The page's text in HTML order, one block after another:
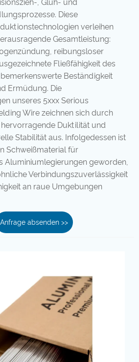
, Glüh- und
Diese
verleihen
Gesamtleistung:
reibungsloser
Fließfähigkeit des
Beständigkeit
Ermüdung. Die
unseres 5xxx Serious
Wire zeichnen sich durch
Duktilität und
Stabilität aus. Infolgedessen ist
Schweißmaterial für
Aluminiumlegierungen geworden,
Verbindungszuverlässigkeit
an raue Umgebungen
Anfrage absenden >>